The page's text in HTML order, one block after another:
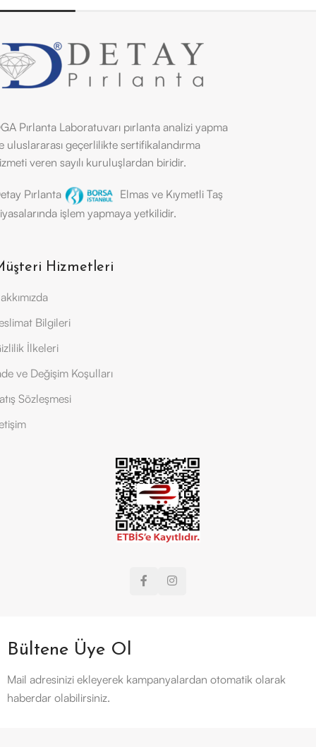
Pırlanta Laboratuvarı pırlanta analizi yapma
uluslararası geçerlilikte sertifikalandırma
veren sayılı kuruluşlardan biridir.
Pırlanta
Elmas ve Kıymetli Taş
işlem yapmaya yetkilidir.
Hizmetleri
Bilgileri
İlkeleri
ve Değişim Koşulları
Sözleşmesi
Bültene Üye Ol
Mail adresinizi ekleyerek kampanyalardan otomatik olarak
haberdar olabilirsiniz.